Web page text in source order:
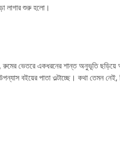
লাগার শুরু হলো।
রুমের ভেতরে একধরনের শান্ত অনুভূতি
বইয়ের পাতা ওল্টাচ্ছে। কথা তেমন